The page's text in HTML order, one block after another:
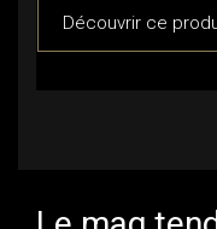
Découvrir ce